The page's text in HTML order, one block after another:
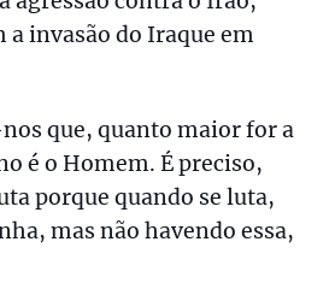
a invasão do Iraque em
que, quanto maior for a
é o Homem. É preciso,
porque quando se luta,
mas não havendo essa,